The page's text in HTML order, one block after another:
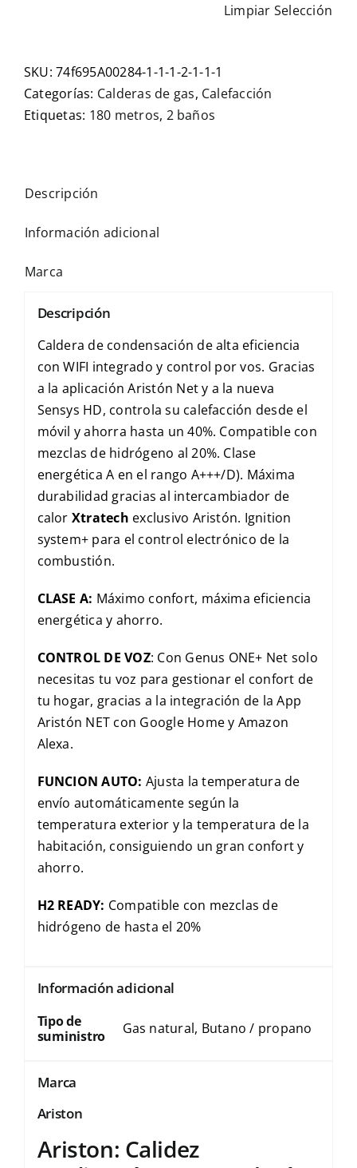
Limpiar Selección
SKU:74f695A00284-1-1-1-2-1-1-1
Categorías: Calderas de gas, Calefacción
Etiquetas: 180 metros, 2 baños
Descripción
Información adicional
Marca
Descripción
Caldera de condensación de alta eficiencia
con WIFI integrado y control por vos. Gracias
a la aplicación Aristón Net y a la nueva
Sensys HD, controla su calefacción desde el
móvil y ahorra hasta un 40%. Compatible con
mezclas de hidrógeno al 20%. Clase
energética A en el rango A+++/D). Máxima
durabilidad gracias al intercambiador de
calor Xtratech exclusivo Aristón. Ignition
system+ para el control electrónico de la
combustión.
CLASE A: Máximo confort, máxima eficiencia
energética y ahorro.
CONTROL DE VOZ: Con Genus ONE+ Net solo
necesitas tu voz para gestionar el confort de
tu hogar, gracias a la integración de la App
Aristón NET con Google Home y Amazon
Alexa.
FUNCION AUTO: Ajusta la temperatura de
envío automáticamente según la
temperatura exterior y la temperatura de la
habitación, consiguiendo un gran confort y
ahorro.
H2 READY: Compatible con mezclas de
hidrógeno de hasta el 20%
Información adicional
Tipo de
suministro
Gas natural, Butano / propano
Marca
Ariston
Ariston: Calidez